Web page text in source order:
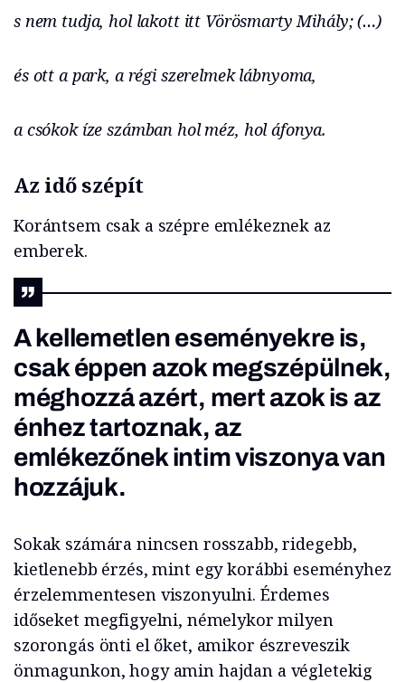
s nem tudja, hol lakott itt Vörösmarty Mihály; (…)
és ott a park, a régi szerelmek lábnyoma,
a csókok íze számban hol méz, hol áfonya.
Az idő szépít
Korántsem csak a szépre emlékeznek az
emberek.
A kellemetlen eseményekre is,
csak éppen azok megszépülnek,
méghozzá azért, mert azok is az
énhez tartoznak, az
emlékezőnek intim viszonya van
hozzájuk.
Sokak számára nincsen rosszabb, ridegebb,
kietlenebb érzés, mint egy korábbi eseményhez
érzelemmentesen viszonyulni. Érdemes
időseket megfigyelni, némelykor milyen
szorongás önti el őket, amikor észreveszik
önmagunkon, hogy amin hajdan a végletekig